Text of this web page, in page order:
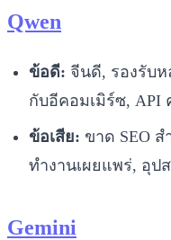
Qwen
ข้อดี: จีนดี, รองรับ
กับอีคอมเมิร์ซ, API
ข้อเสีย: ขาด SEO
ทำงานเผยแพร่, อุป
Gemini